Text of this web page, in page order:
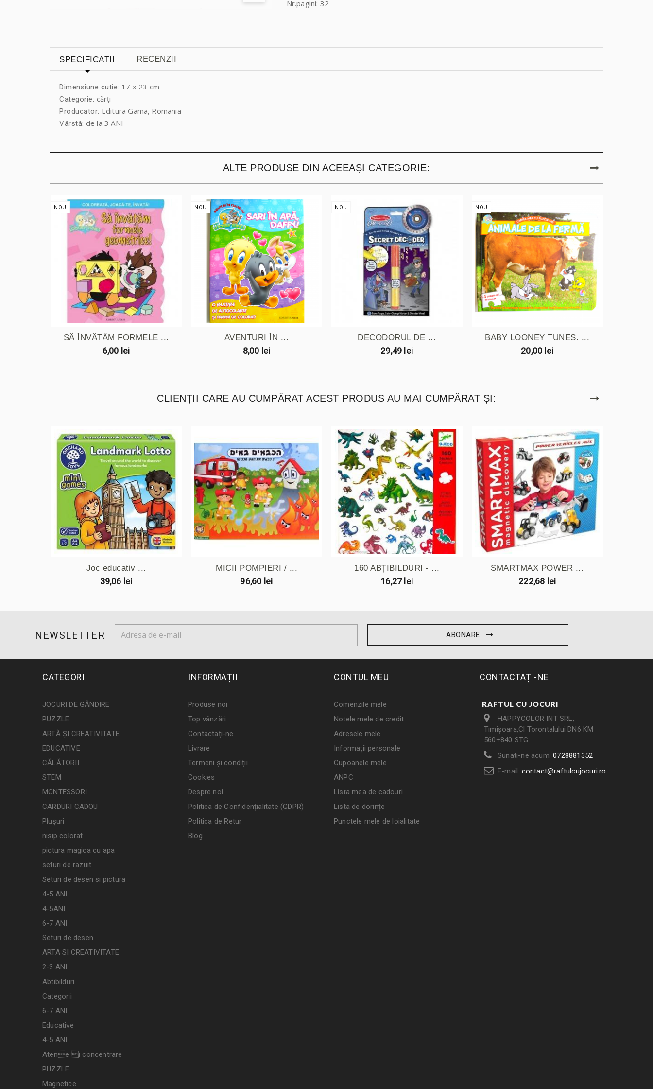
Nr.pagini: 32
SPECIFICAȚII RECENZII
Dimensiune cutie: 17 x 23 cm
Categorie: cărți
Producator: Editura Gama, Romania
Vârstă: de la 3 ANI
ALTE PRODUSE DIN ACEEAȘI CATEGORIE:
NOU
SĂ ÎNVĂȚĂM FORMELE ...
6,00 lei
NOU
AVENTURI ÎN ...
8,00 lei
NOU
DECODORUL DE ...
29,49 lei
NOU
BABY LOONEY TUNES. ...
20,00 lei
CLIENȚII CARE AU CUMPĂRAT ACEST PRODUS AU MAI CUMPĂRAT ȘI:
Joc educativ ...
39,06 lei
MICII POMPIERI / ...
96,60 lei
160 ABȚIBILDURI - ...
16,27 lei
SMARTMAX POWER ...
222,68 lei
NEWSLETTER ABONARE
CATEGORII
JOCURI DE GÂNDIRE
PUZZLE
ARTĂ ȘI CREATIVITATE
EDUCATIVE
CĂLĂTORII
STEM
MONTESSORI
CARDURI CADOU
Plușuri
nisip colorat
pictura magica cu apa
seturi de razuit
Seturi de desen si pictura
4-5 ANI
4-5ANI
6-7 ANI
Seturi de desen
ARTA SI CREATIVITATE
2-3 ANI
Abtibilduri
Categorii
6-7 ANI
Educative
4-5 ANI
Atene i concentrare
PUZZLE
Magnetice
INFORMAȚII
Produse noi
Top vânzări
Contactați-ne
Livrare
Termeni și condiții
Cookies
Despre noi
Politica de Confidențialitate (GDPR)
Politica de Retur
Blog
CONTUL MEU
Comenzile mele
Notele mele de credit
Adresele mele
Informaţii personale
Cupoanele mele
ANPC
Lista mea de cadouri
Lista de dorințe
Punctele mele de loialitate
CONTACTAȚI-NE
RAFTUL CU JOCURI
HAPPYCOLOR INT SRL,
Timișoara,Cl Torontalului DN6 KM
560+840 STG
Sunati-ne acum:0728881352
E-mail: contact@raftulcujocuri.ro